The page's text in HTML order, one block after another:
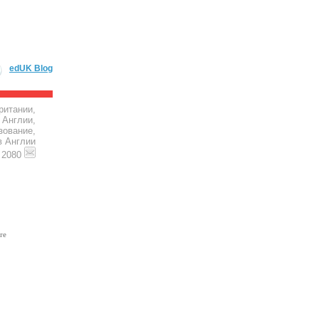
edUK Blog
Англии,
Англии